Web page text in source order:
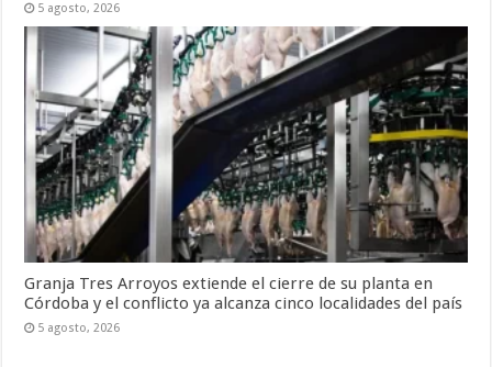
5 agosto, 2026
Granja Tres Arroyos extiende el cierre de su planta en
Córdoba y el conflicto ya alcanza cinco localidades del país
5 agosto, 2026